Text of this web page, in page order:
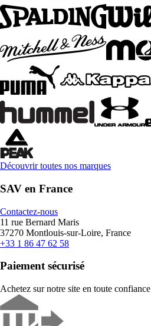
Découvrir toutes nos marques
SAV en France
Contactez-nous
11 rue Bernard Maris
37270 Montlouis-sur-Loire, France
+33 1 86 47 62 58
Paiement sécurisé
Achetez sur notre site en toute confiance